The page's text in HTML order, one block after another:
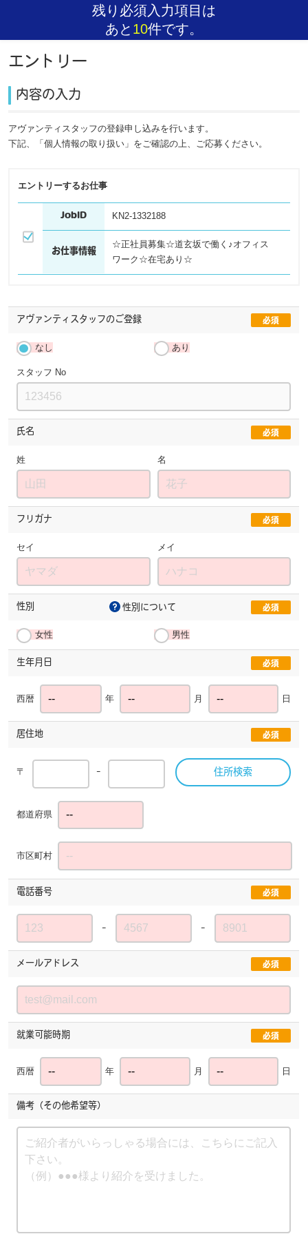
エントリー
内容の入力
アヴァンティスタッフの登録申し込みを行います。
下記、「個人情報の取り扱い」をご確認の上、ご応募ください。
エントリーするお仕事
JobID KN2-1332188
お仕事情報
☆正社員募集☆道玄坂で働く♪オフィス
ワーク☆在宅あり☆
アヴァンティスタッフのご登録 必須
なし あり
スタッフ No
氏名 必須
姓 名
フリガナ 必須
セイ メイ
性別 性別について 必須
女性 男性
生年月日 必須
西暦 年 月 日
居住地 必須
〒 ｰ 住所検索
都道府県
市区町村
電話番号 必須
ｰ ｰ
メールアドレス 必須
就業可能時期 必須
西暦 年 月 日
備考（その他希望等）
残り必須入力項目は
あと 10件です。